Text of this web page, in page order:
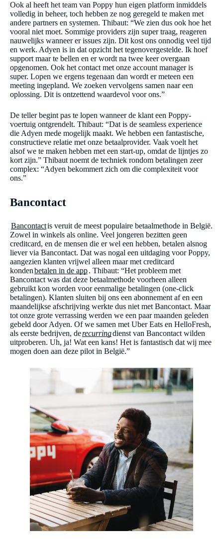
Ook al heeft het team van Poppy hun eigen platform inmiddels
volledig in beheer, toch hebben ze nog geregeld te maken met
andere partners en systemen. Thibaut: “We zien dus ook hoe het
vooral niet moet. Sommige providers zijn super traag, reageren
nauwelijks wanneer er issues zijn. Dit kost ons onnodig veel tijd
en werk. Adyen is in dat opzicht het tegenovergestelde. Ik hoef
support maar te bellen en er wordt na twee keer overgaan
opgenomen. Ook het contact met onze account manager is
super. Lopen we ergens tegenaan dan wordt er meteen een
meeting ingepland. We zoeken vervolgens samen naar een
oplossing. Dit is ontzettend waardevol voor ons.”
De teller begint pas te lopen wanneer de klant een Poppy-
voertuig ontgrendelt. Thibaut: “Dat is de seamless experience
die Adyen mede mogelijk maakt. We hebben een fantastische,
constructieve relatie met onze betaalprovider. Vaak voelt het
alsof we te maken hebben met een start-up, omdat de lijntjes zo
kort zijn.” Thibaut noemt de techniek rondom betalingen zeer
complex: “Adyen bekommert zich om die complexiteit voor
ons.”
Bancontact
Bancontactis veruit de meest populaire betaalmethode in België.
Zowel in winkels als online. Veel jongeren bezitten geen
creditcard, en de mensen die er wel een hebben, betalen alsnog
liever via Bancontact. Dat was nogal een uitdaging voor Poppy,
aangezien klanten vrijwel alleen maar met creditcard
kondenbetalen in de app. Thibaut: “Het probleem met
Bancontact was dat deze betaalmethode voorheen alleen
gebruikt kon worden voor eenmalige betalingen (one-click
betalingen). Klanten sluiten bij ons een abonnement af en een
maandelijkse afschrijving werkte dus niet met Bancontact. Maar
tot onze grote verrassing werden we een paar maanden geleden
gebeld door Adyen. Of we samen met Uber Eats en HelloFresh,
als eerste bedrijven, derecurringdienst van Bancontact wilden
uitproberen. Uh, ja! Wat een kans! Het is fantastisch dat wij mee
mogen doen aan deze pilot in België.”